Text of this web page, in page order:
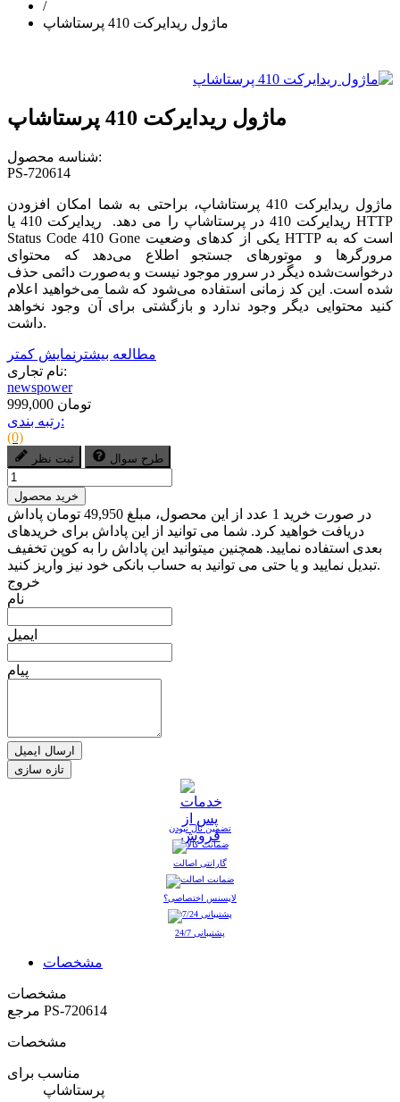
/
ماژول ریدایرکت 410 پرستاشاپ
ماژول ریدایرکت 410 پرستاشاپ
شناسه محصول:
PS-720614
ماژول ریدایرکت 410 پرستاشاپ، براحتی به شما امکان افزودن
ریدایرکت 410 در پرستاشاپ را می دهد. ریدایرکت 410 یا HTTP
Status Code 410 Gone یکی از کدهای وضعیت HTTP است که به
مرورگرها و موتورهای جستجو اطلاع می‌دهد که محتوای
درخواست‌شده دیگر در سرور موجود نیست و به‌صورت دائمی حذف
شده است. این کد زمانی استفاده می‌شود که شما می‌خواهید اعلام
کنید محتوایی دیگر وجود ندارد و بازگشتی برای آن وجود نخواهد
داشت.
مطالعه بیشتر نمایش کمتر
نام تجاری:
newspower
999,000 تومان
رتبه بندی:
(0)
ثبت نظر طرح سوال
خرید محصول
در صورت خرید 1 عدد از این محصول، مبلغ 49,950 تومان پاداش
دریافت خواهید کرد. شما می توانید از این پاداش برای خریدهای
بعدی استفاده نمایید. همچنین میتوانید این پاداش را به کوپن تخفیف
تبدیل نمایید و یا حتی می توانید به حساب بانکی خود نیز واریز کنید.
خروج
نام
ایمیل
پیام
ارسال ایمیل
تضمین نال نبودن
گارانتی اصالت
لایسنس اختصاصی؟
پشتیبانی 24/7
مشخصات
مشخصات
PS-720614
مشخصات
مناسب برای
پرستاشاپ